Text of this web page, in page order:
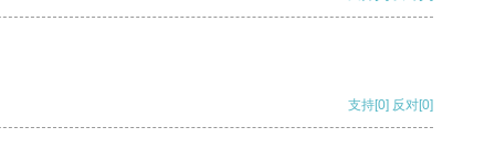
支持[0] 反对[0]